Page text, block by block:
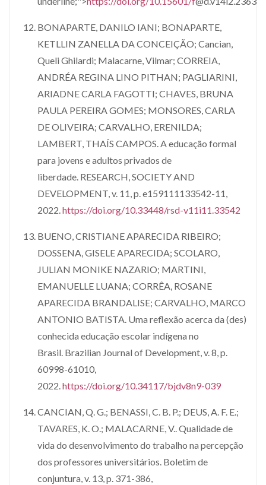
BONAPARTE, DANILO IANI; BONAPARTE,
KETLLIN ZANELLA DA CONCEIÇÃO; Cancian,
Queli Ghilardi; Malacarne, Vilmar; CORREIA,
ANDRÉA REGINA LINO PITHAN; PAGLIARINI,
ARIADNE CARLA FAGOTTI; CHAVES, BRUNA
PAULA PEREIRA GOMES; MONSORES, CARLA
DE OLIVEIRA; CARVALHO, ERENILDA;
LAMBERT, THAÍS CAMPOS. A educação formal
para jovens e adultos privados de
liberdade. RESEARCH, SOCIETY AND
DEVELOPMENT, v. 11, p. e159111133542-11,
2022.https://doi.org/10.33448/rsd-v11i11.33542
BUENO, CRISTIANE APARECIDA RIBEIRO;
DOSSENA, GISELE APARECIDA; SCOLARO,
JULIAN MONIKE NAZARIO; MARTINI,
EMANUELLE LUANA; CORRÊA, ROSANE
APARECIDA BRANDALISE; CARVALHO, MARCO
ANTONIO BATISTA. Uma reflexão acerca da (des)
conhecida educação escolar indígena no
Brasil. Brazilian Journal of Development, v. 8, p.
60998-61010,
2022.https://doi.org/10.34117/bjdv8n9-039
CANCIAN, Q. G.; BENASSI, C. B. P.; DEUS, A. F. E.;
TAVARES, K. O.; MALACARNE, V.. Qualidade de
vida do desenvolvimento do trabalho na percepção
dos professores universitários. Boletim de
conjuntura, v. 13, p. 371-386,